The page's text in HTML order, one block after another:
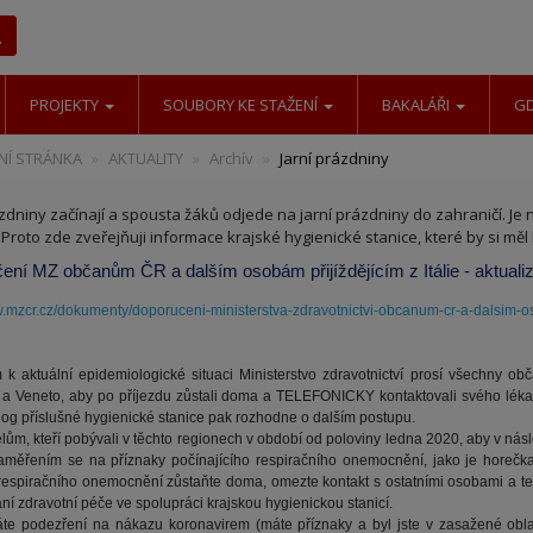
PROJEKTY SOUBORY KE STAŽENÍ BAKALÁŘI
STRÁNKA AKTUALITY Archív Jarní prázdniny
začínají a spousta žáků odjede na jarní prázdniny do zahraničí.
zde zveřejňuji informace krajské hygienické stanice, které by si
MZ občanům ČR a dalším osobám přijíždějícím z Itálie -
dokumenty/doporuceni-ministerstva-zdravotnictvi-obcanum-cr-a-dalsim-
k aktuální epidemiologické situaci Ministerstvo zdravotnictví prosí všechny
Veneto, aby po příjezdu zůstali doma a TELEFONICKY kontaktovali svého
příslušné hygienické stanice pak rozhodne o dalším postupu.
kteří pobývali v těchto regionech v období od poloviny ledna 2020, aby v
se na příznaky počínajícího respiračního onemocnění, jako je
onemocnění zůstaňte doma, omezte kontakt s ostatními osobami a
zdravotní péče ve spolupráci krajskou hygienickou stanicí.
podezření na nákazu koronavirem (máte příznaky a byl jste v zasažené